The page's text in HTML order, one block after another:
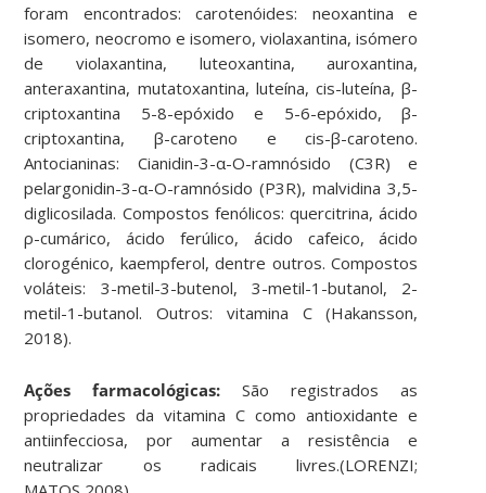
foram encontrados: carotenóides: neoxantina e
isomero, neocromo e isomero, violaxantina, isómero
de violaxantina, luteoxantina, auroxantina,
anteraxantina, mutatoxantina, luteína, cis-luteína, β-
criptoxantina 5-8-epóxido e 5-6-epóxido, β-
criptoxantina, β-caroteno e cis-β-caroteno.
Antocianinas: Cianidin-3-α-O-ramnósido (C3R) e
pelargonidin-3-α-O-ramnósido (P3R), malvidina 3,5-
diglicosilada. Compostos fenólicos: quercitrina, ácido
ρ-cumárico, ácido ferúlico, ácido cafeico, ácido
clorogénico, kaempferol, dentre outros. Compostos
voláteis: 3-metil-3-butenol, 3-metil-1-butanol, 2-
metil-1-butanol. Outros: vitamina C (Hakansson,
2018).
Ações farmacológicas:
São registrados as
propriedades da vitamina C como antioxidante e
antiinfecciosa, por aumentar a resistência e
neutralizar os radicais livres.(LORENZI;